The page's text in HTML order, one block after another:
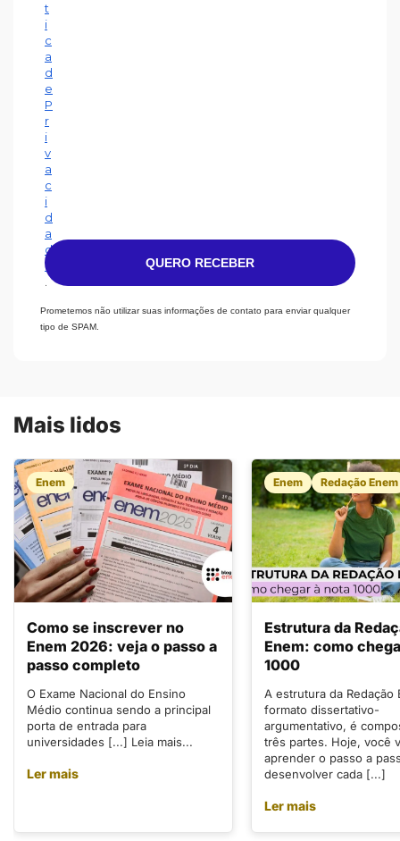
t
i
c
a
d
e
P
r
i
v
a
c
i
d
a
d
e
QUERO RECEBER
Prometemos não utilizar suas informações de contato para enviar qualquer
tipo de SPAM.
Mais lidos
Enem
Como se inscrever no
Enem 2026: veja o passo a
passo completo
O Exame Nacional do Ensino
Médio continua sendo a principal
porta de entrada para
universidades [...] Leia mais...
Ler mais
Enem Redação Enem
Estrutura da
Enem: como
1000
A estrutura da Redação
formato dissertativo-
argumentativo, é
três partes. Hoje, você
aprender o passo a
desenvolver cada [...]
Ler mais